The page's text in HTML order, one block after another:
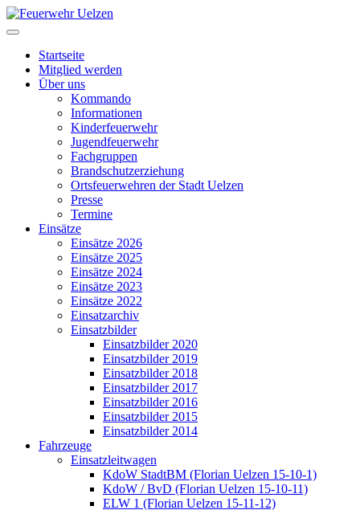
Startseite
Mitglied werden
Über uns
Kommando
Informationen
Kinderfeuerwehr
Jugendfeuerwehr
Fachgruppen
Brandschutzerziehung
Ortsfeuerwehren der Stadt Uelzen
Presse
Termine
Einsätze
Einsätze 2026
Einsätze 2025
Einsätze 2024
Einsätze 2023
Einsätze 2022
Einsatzarchiv
Einsatzbilder
Einsatzbilder 2020
Einsatzbilder 2019
Einsatzbilder 2018
Einsatzbilder 2017
Einsatzbilder 2016
Einsatzbilder 2015
Einsatzbilder 2014
Fahrzeuge
Einsatzleitwagen
KdoW StadtBM (Florian Uelzen 15-10-1)
KdoW / BvD (Florian Uelzen 15-10-11)
ELW 1 (Florian Uelzen 15-11-12)